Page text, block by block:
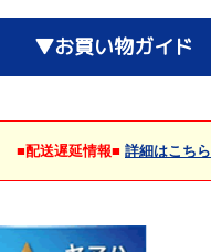
▼お買い物ガイド
■配送遅延情報■ 詳細はこちら